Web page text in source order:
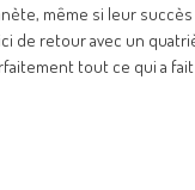
même si leur
de retour avec un
tout ce qui a